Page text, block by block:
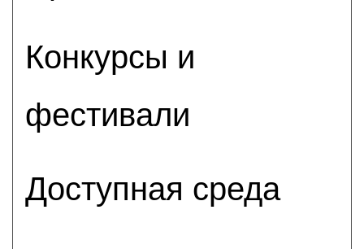
Конкурсы и
фестивали
Доступная среда